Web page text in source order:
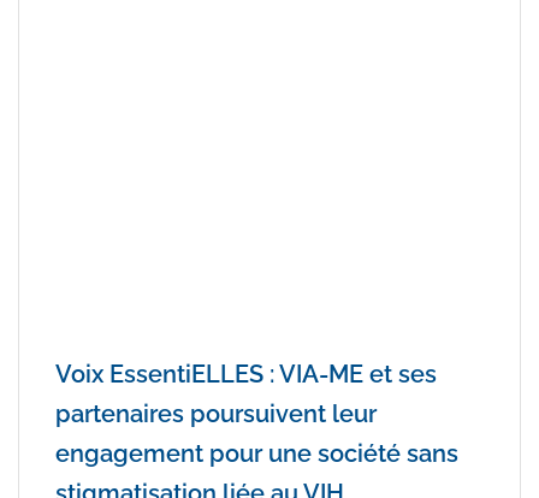
Voix EssentiELLES : VIA-ME et ses
partenaires poursuivent leur
engagement pour une société sans